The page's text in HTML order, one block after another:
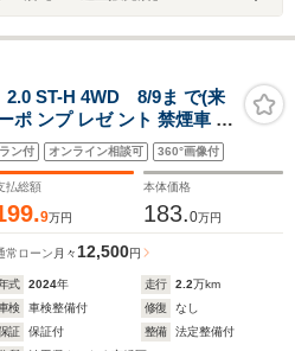
ST-H 4WD 8/9ま で(来
ポ ンプ レゼ ント 禁煙車 新
純正メモリナビ シートヒ
ーシート 電動パーキング
ン付 オンライン相談可 360°画像付
払総額
9万円
本体価格
183.0万円
常ローン 月々 12,500円
式 2024年 走行 2.2万km
検
車検整備付 修復
なし
証
保証付 整備
法定整備付